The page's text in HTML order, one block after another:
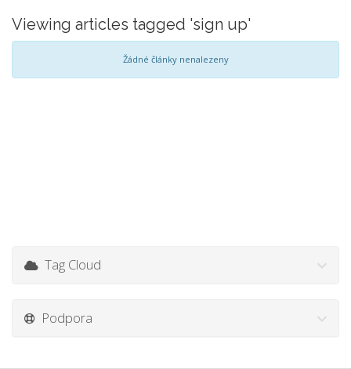
Viewing articles tagged 'sign up'
Žádné články nenalezeny
Tag Cloud
Podpora